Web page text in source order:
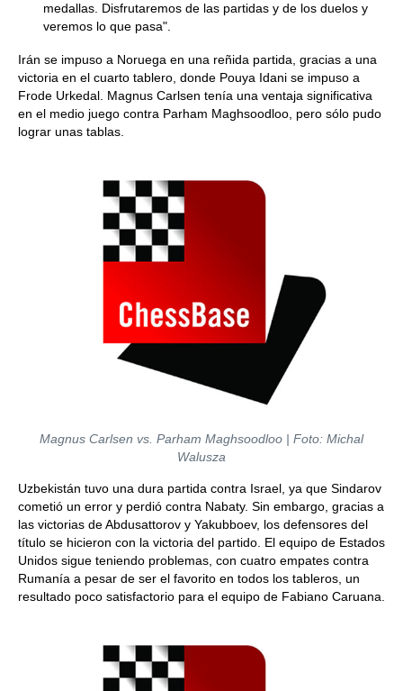
medallas. Disfrutaremos de las partidas y de los duelos y
veremos lo que pasa".
Irán se impuso a Noruega en una reñida partida, gracias a una
victoria en el cuarto tablero, donde Pouya Idani se impuso a
Frode Urkedal. Magnus Carlsen tenía una ventaja significativa
en el medio juego contra Parham Maghsoodloo, pero sólo pudo
lograr unas tablas.
Magnus Carlsen vs. Parham Maghsoodloo | Foto: Michal
Walusza
Uzbekistán tuvo una dura partida contra Israel, ya que Sindarov
cometió un error y perdió contra Nabaty. Sin embargo, gracias a
las victorias de Abdusattorov y Yakubboev, los defensores del
título se hicieron con la victoria del partido. El equipo de Estados
Unidos sigue teniendo problemas, con cuatro empates contra
Rumanía a pesar de ser el favorito en todos los tableros, un
resultado poco satisfactorio para el equipo de Fabiano Caruana.